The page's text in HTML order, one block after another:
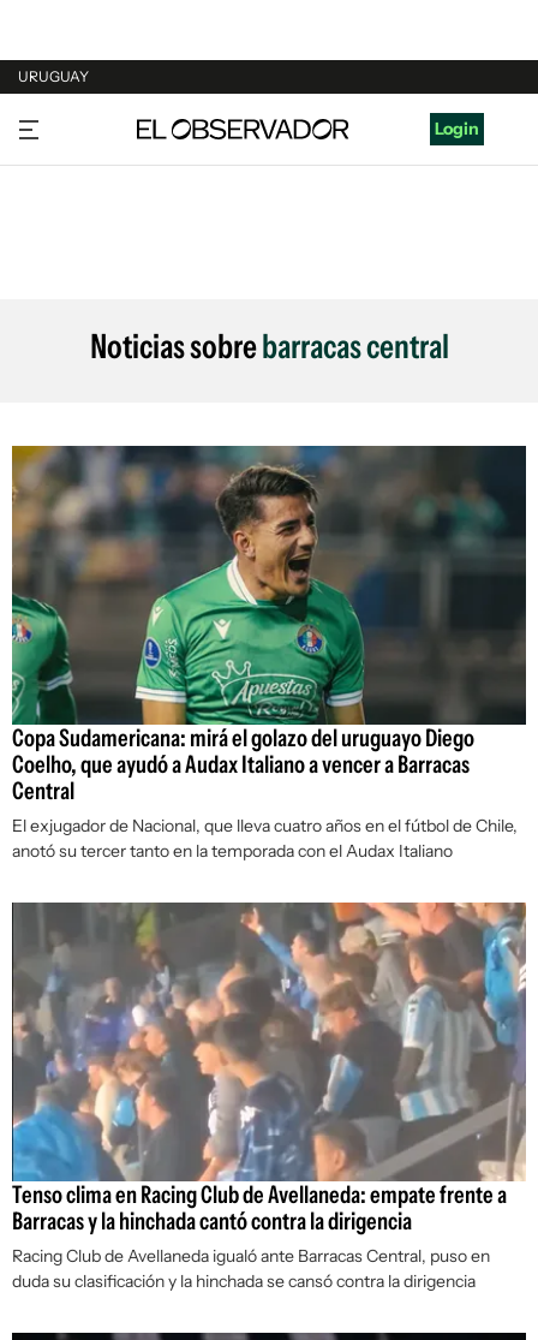
URUGUAY
URUGUAY
ARGENTINA
Login
Noticias sobrebarracas central
Copa Sudamericana: mirá el golazo del uruguayo Diego
Coelho, que ayudó a Audax Italiano a vencer a Barracas
Central
El exjugador de Nacional, que lleva cuatro años en el fútbol de Chile,
anotó su tercer tanto en la temporada con el Audax Italiano
Tenso clima en Racing Club de Avellaneda: empate frente a
Barracas y la hinchada cantó contra la dirigencia
Racing Club de Avellaneda igualó ante Barracas Central, puso en
duda su clasificación y la hinchada se cansó contra la dirigencia